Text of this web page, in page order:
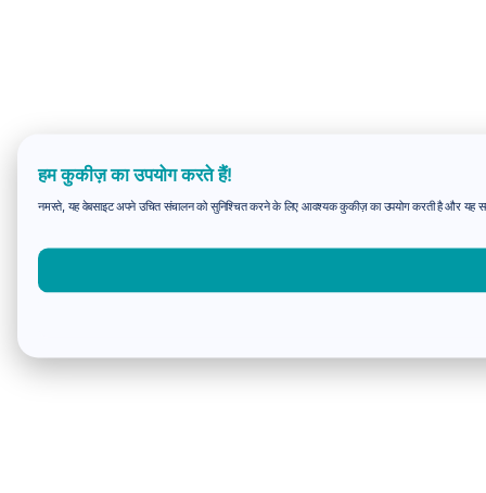
हम कुकीज़ का उपयोग करते हैं!
नमस्ते, यह वेबसाइट अपने उचित संचालन को सुनिश्चित करने के लिए आवश्यक कुकीज़ का उपयोग करती है और यह